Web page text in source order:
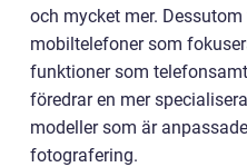
och mycket mer.
mobiltelefoner som
funktioner som
föredrar en mer
modeller som är
fotografering.